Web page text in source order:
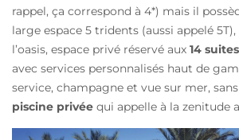
rappel, ça correspond à 4*) mais il
large espace 5 tridents (aussi appelé 5T),
l’oasis, espace privé réservé aux 14
avec services personnalisés haut de
service, champagne et vue sur mer,
piscine privée qui appelle à la zenitude